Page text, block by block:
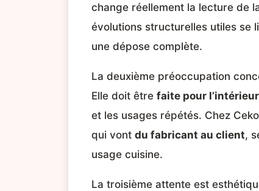
change réellement la lecture de
évolutions structurelles utiles se
une dépose complète.
La deuxième préoccupation
Elle doit être faite pour
et les usages répétés. Chez
qui vont du fabricant au client,
usage cuisine.
La troisième attente est